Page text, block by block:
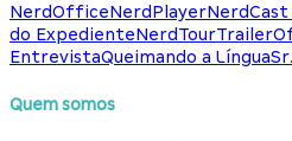
NerdOfficeNerdPlayer
do ExpedienteNerdTour
EntrevistaQueimando a Língua
Quem somos